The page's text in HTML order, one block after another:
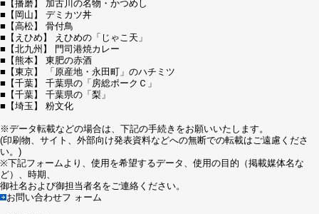
■【播磨】 加古川の名物・かつめし
■【岡山】 デミカツ丼
■【高松】 骨付鳥
■【えひめ】 えひめの「じゃこ天」
■【北九州】 門司港焼カレー
■【熊本】 東肥の赤酒
■【東京】 「原産地・永田町」のハチミツ
■【千葉】 千葉県の「房総ポークＣ」
■【千葉】 千葉県の「梨」
■【埼玉】 粉文化
※データ転載などの場合は、下記の手続きをお願いいたします。
(印刷物、サイト、外部向け発表資料などへの無断での転載はご遠慮くださ
い。)
※下記フォームより、使用を希望するデータ、使用の目的（掲載媒体名な
ど）、時期、
御社名および御担当者名をご連絡ください。
お問い合わせフ ォーム